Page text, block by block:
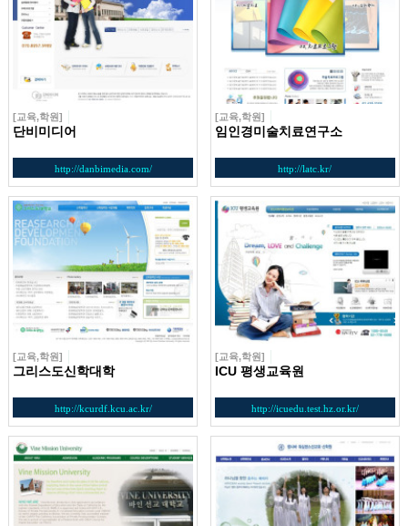
[교육,학원]
단비미디어
http://danbimedia.com/
[교육,학원]
임인경미술치료연구소
http://latc.kr/
[교육,학원]
그리스도신학대학
http://kcurdf.kcu.ac.kr/
[교육,학원]
ICU 평생교육원
http://icuedu.test.hz.or.kr/